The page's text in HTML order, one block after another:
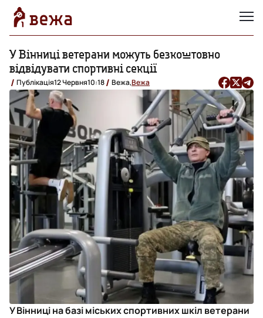
У Вінниці ветерани можуть безкоштовно
відвідувати спортивні секції
Публікація12 Червня10:18 Вежа,Вежа
У Вінниці на базі міських спортивних шкіл ветерани